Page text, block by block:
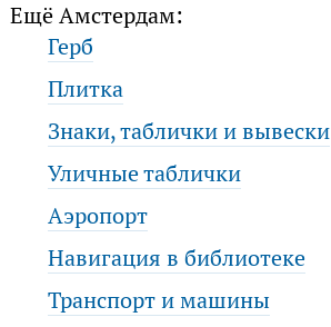
Ещё Амстердам:
Герб
Плитка
Знаки, таблички и вывески
Уличные таблички
Аэропорт
Навигация в библиотеке
Транспорт и машины